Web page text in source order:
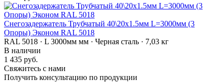
Снегозадержатель Трубчатый 40\20х1.5мм L=3000мм (3
Опоры) Эконом RAL 5018
RAL 5018 · L 3000мм мм · Черная сталь · 7,03 кг
В наличии
1 435 руб.
Свяжитесь с нами
Получить консультацию по продукции